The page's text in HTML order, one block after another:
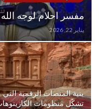
مفسر احلام لوجه
يناير 22, 2026
بنية المنصات الرقمية التي
تشكّل منظومات